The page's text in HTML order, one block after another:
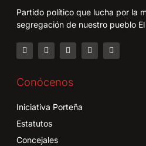
Partido político que lucha por la
segregación de nuestro pueblo
Conócenos
Iniciativa Porteña
Estatutos
Concejales